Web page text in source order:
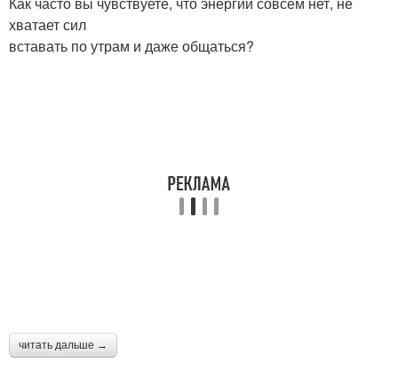
хватает сил
вставать по утрам и даже общаться?
читать дальше →